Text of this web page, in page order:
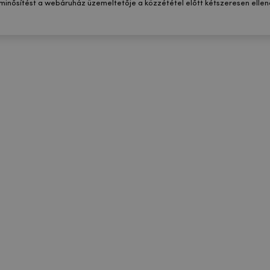
a webáruház üzemeltetője a közzététel előtt kétszeresen